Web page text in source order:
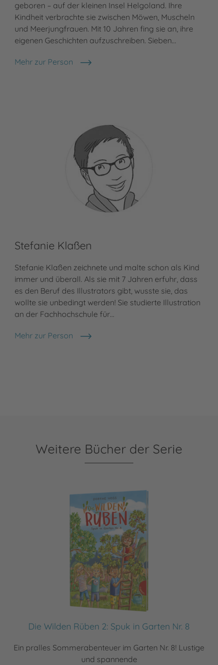
geboren – auf der kleinen Insel Helgoland. Ihre
Kindheit verbrachte sie zwischen Möwen, Muscheln
und Meerjungfrauen. Mit 10 Jahren fing sie an, ihre
eigenen Geschichten aufzuschreiben. Sieben…
Mehr zur Person
Dorthe Voss
Stefanie Klaßen
Stefanie Klaßen zeichnete und malte schon als Kind
immer und überall. Als sie mit 7 Jahren erfuhr, dass
es den Beruf des Illustrators gibt, wusste sie, das
wollte sie unbedingt werden! Sie studierte Illustration
an der Fachhochschule für…
Mehr zur Person
Stefanie Klaßen
Weitere Bücher der Serie
Die Wilden Rüben 2: Spuk in Garten Nr. 8
Ein pralles Sommerabenteuer im Garten Nr. 8! Lustige
und spannende